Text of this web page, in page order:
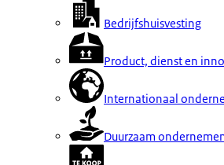
Bedrijfshuisvesting
Product, dienst en
Internationaal
Duurzaam